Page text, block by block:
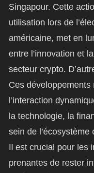
Singapour. Cette
utilisation lors de
américaine, met en
entre l’innovation et
secteur crypto.
Ces
l’interaction
la technologie, la
sein de
Il est crucial pour les
prenantes de rester